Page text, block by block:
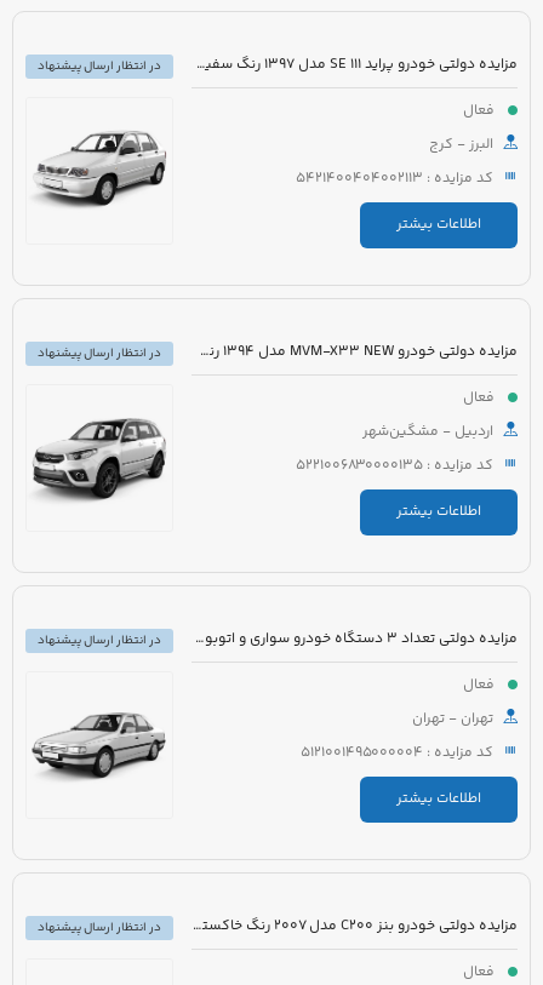
مزایده دولتی خودرو پراید 111 SE مدل 1397 رنگ سفید روغنی
فعال
البرز - کرج
کد مزایده : 5421400404002113
اطلاعات بیشتر
در انتظار ارسال پیشنهاد
مزایده دولتی خودرو MVM-X33 NEW مدل 1394 رنگ سفید
فعال
اردبیل - مشگین‌شهر
کد مزایده : 5221006830000135
اطلاعات بیشتر
در انتظار ارسال پیشنهاد
مزایده دولتی تعداد 3 دستگاه خودرو سواری و اتوبوس
فعال
تهران - تهران
کد مزایده : 5121001495000004
اطلاعات بیشتر
در انتظار ارسال پیشنهاد
مزایده دولتی خودرو بنز C200 مدل 2007 رنگ خاکستری
فعال
در انتظار ارسال پیشنهاد